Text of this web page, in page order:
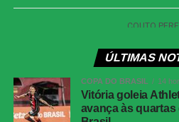
de ida das oitavas de
Data e horário: 02.08
ÚLTIMAS
COPA DO BRASIL 14
Vitória goleia
avança às quartas